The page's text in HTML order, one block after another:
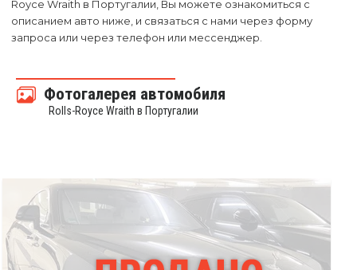
Royce Wraith в Португалии, Вы можете ознакомиться с
описанием авто ниже, и связаться с нами через форму
запроса или через телефон или мессенджер.
Фотогалерея автомобиля
Rolls-Royce Wraith в Португалии